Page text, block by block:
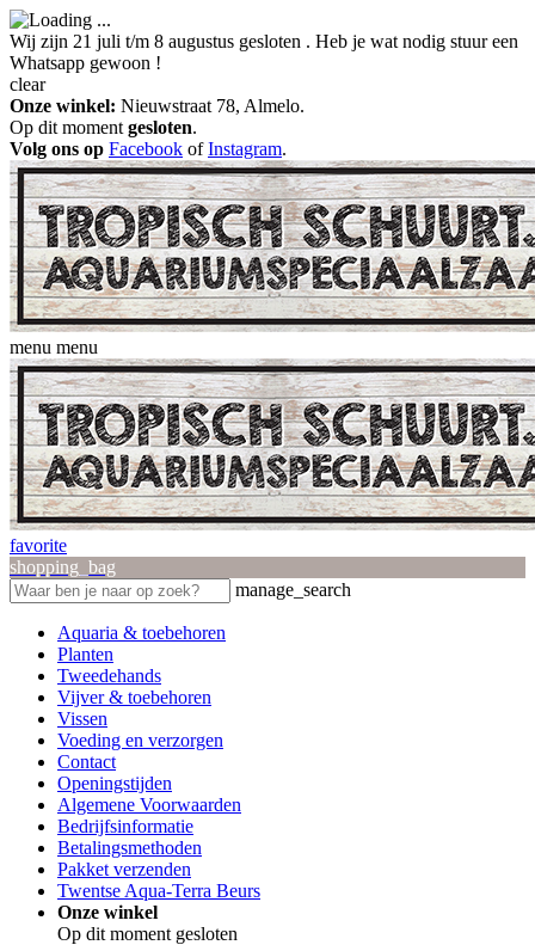
Wij zijn 21 juli t/m 8 augustus gesloten . Heb je wat nodig stuur een
Whatsapp gewoon !
clear
Onze winkel: Nieuwstraat 78, Almelo.
Op dit moment gesloten.
Volg ons op Facebook ofInstagram.
menu menu
favorite
shopping_bag
manage_search
Aquaria & toebehoren
Planten
Tweedehands
Vijver & toebehoren
Vissen
Voeding en verzorgen
Contact
Openingstijden
Algemene Voorwaarden
Bedrijfsinformatie
Betalingsmethoden
Pakket verzenden
Twentse Aqua-Terra Beurs
Onze winkel
Op dit moment gesloten